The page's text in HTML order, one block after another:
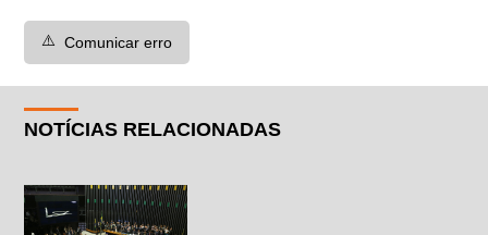
⚠️ Comunicar erro
NOTÍCIAS RELACIONADAS